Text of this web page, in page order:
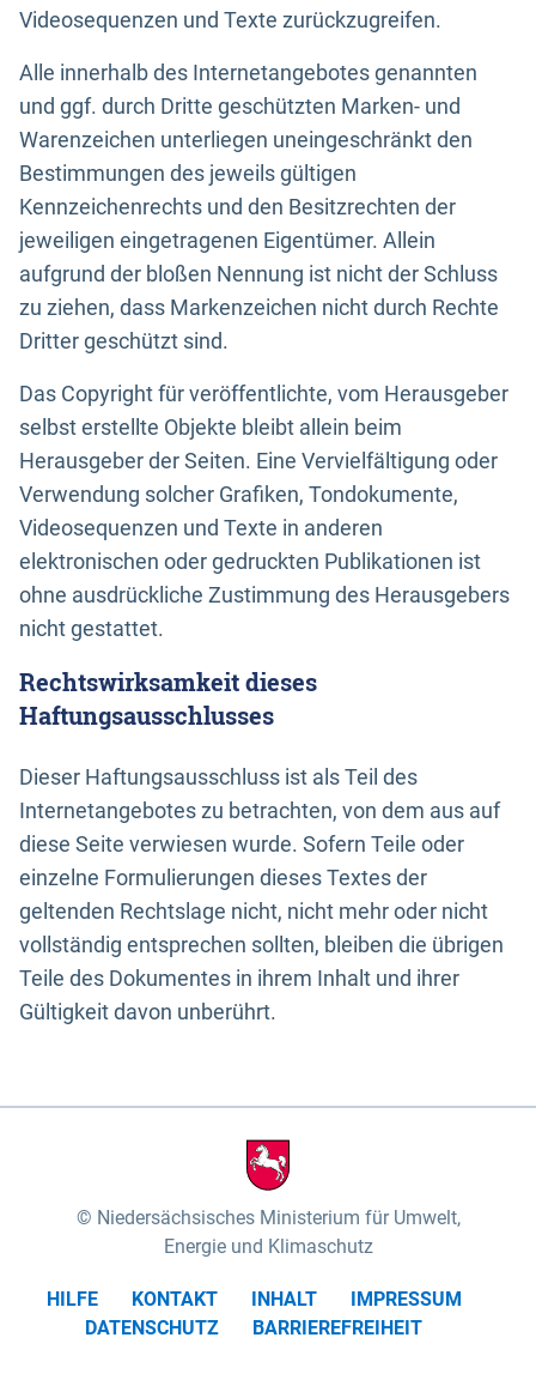
Videosequenzen und Texte zurückzugreifen.
Alle innerhalb des Internetangebotes genannten
und ggf. durch Dritte geschützten Marken- und
Warenzeichen unterliegen uneingeschränkt den
Bestimmungen des jeweils gültigen
Kennzeichenrechts und den Besitzrechten der
jeweiligen eingetragenen Eigentümer. Allein
aufgrund der bloßen Nennung ist nicht der Schluss
zu ziehen, dass Markenzeichen nicht durch Rechte
Dritter geschützt sind.
Das Copyright für veröffentlichte, vom Herausgeber
selbst erstellte Objekte bleibt allein beim
Herausgeber der Seiten. Eine Vervielfältigung oder
Verwendung solcher Grafiken, Tondokumente,
Videosequenzen und Texte in anderen
elektronischen oder gedruckten Publikationen ist
ohne ausdrückliche Zustimmung des Herausgebers
nicht gestattet.
Rechtswirksamkeit dieses
Haftungsausschlusses
Dieser Haftungsausschluss ist als Teil des
Internetangebotes zu betrachten, von dem aus auf
diese Seite verwiesen wurde. Sofern Teile oder
einzelne Formulierungen dieses Textes der
geltenden Rechtslage nicht, nicht mehr oder nicht
vollständig entsprechen sollten, bleiben die übrigen
Teile des Dokumentes in ihrem Inhalt und ihrer
Gültigkeit davon unberührt.
Niedersächsisches Ministerium für Umwelt,
Energie und Klimaschutz
HILFE KONTAKT INHALT
IMPRESSUM
DATENSCHUTZ
BARRIEREFREIHEIT